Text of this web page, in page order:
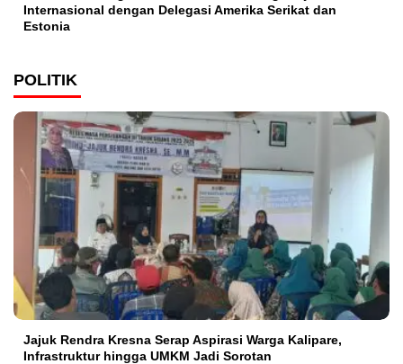
Internasional dengan Delegasi Amerika Serikat dan
Estonia
POLITIK
Jajuk Rendra Kresna Serap Aspirasi Warga Kalipare,
Infrastruktur hingga UMKM Jadi Sorotan